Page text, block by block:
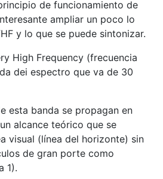
de funcionamiento de
ampliar un poco lo
y lo que se puede sintonizar.
High Frequency (frecuencia
dei espectro que va de 30
esta banda se propagan en
alcance teórico que se
visual (línea del horizonte) sin
de gran porte como
1).